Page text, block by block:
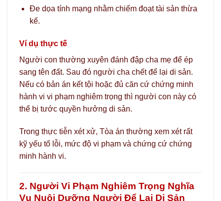
Đe dọa tính mạng nhằm chiếm đoạt tài sản thừa
kế.
Ví dụ thực tế
Người con thường xuyên đánh đập cha mẹ để ép
sang tên đất. Sau đó người cha chết để lại di sản.
Nếu có bản án kết tội hoặc đủ căn cứ chứng minh
hành vi vi phạm nghiêm trọng thì người con này có
thể bị tước quyền hưởng di sản.
Trong thực tiễn xét xử, Tòa án thường xem xét rất
kỹ yếu tố lỗi, mức độ vi phạm và chứng cứ chứng
minh hành vi.
2. Người Vi Phạm Nghiêm Trọng Nghĩa
Vụ Nuôi Dưỡng Người Để Lại Di Sản